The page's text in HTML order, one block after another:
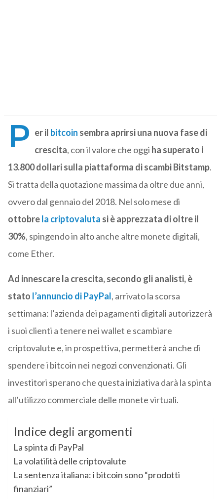
P er il bitcoin sembra aprirsi una nuova fase di
crescita, con il valore che oggi ha superato i
13.800 dollari sulla piattaforma di scambi Bitstamp.
Si tratta della quotazione massima da oltre due anni,
ovvero dal gennaio del 2018. Nel solo mese di
ottobrela criptovaluta si è apprezzata di oltre il
30%, spingendo in alto anche altre monete digitali,
come Ether.
Ad innescare la crescita, secondo gli analisti, è
stato l’annuncio di PayPal, arrivato la scorsa
settimana: l’azienda dei pagamenti digitali autorizzerà
i suoi clienti a tenere nei wallet e scambiare
criptovalute e, in prospettiva, permetterà anche di
spendere i bitcoin nei negozi convenzionati. Gli
investitori sperano che questa iniziativa darà la spinta
all’utilizzo commerciale delle monete virtuali.
Indice degli argomenti
La spinta di PayPal
La volatilità delle criptovalute
La sentenza italiana: i bitcoin sono “prodotti
finanziari”